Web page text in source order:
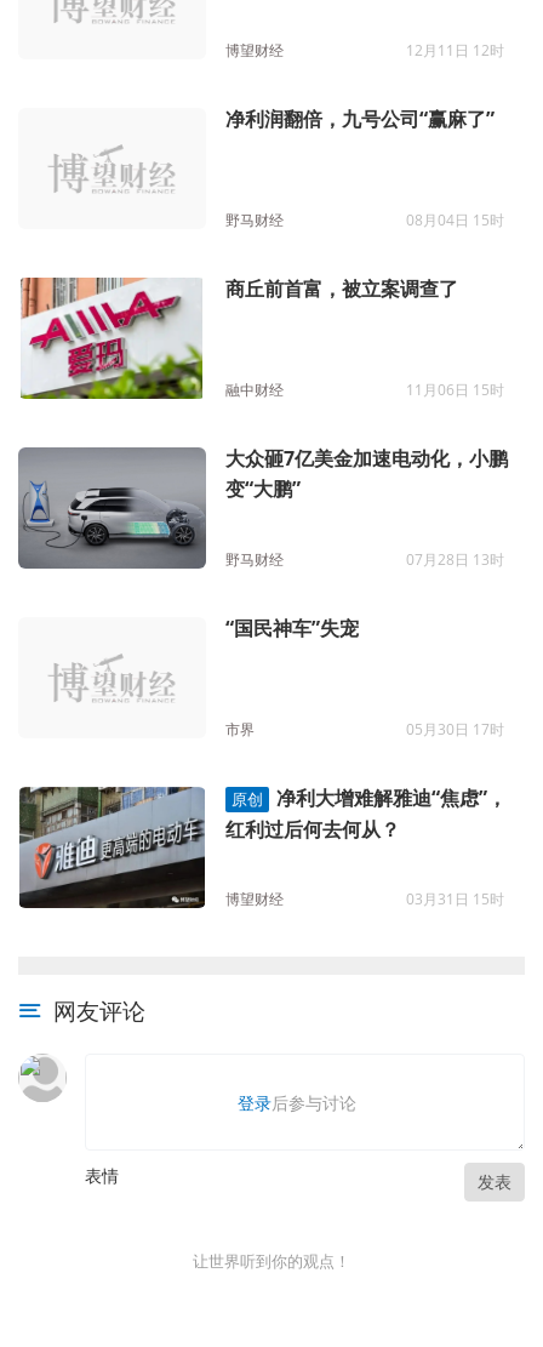
博望财经 12月11日 12时
净利润翻倍，九号公司“赢麻了”
野马财经 08月04日 15时
商丘前首富，被立案调查了
融中财经 11月06日 15时
大众砸7亿美金加速电动化，小鹏
变“大鹏”
野马财经 07月28日 13时
“国民神车”失宠
市界 05月30日 17时
原创
净利大增难解雅迪“焦虑”，
红利过后何去何从？
博望财经 03月31日 15时
网友评论
登录后参与讨论
表情 发表
让世界听到你的观点！